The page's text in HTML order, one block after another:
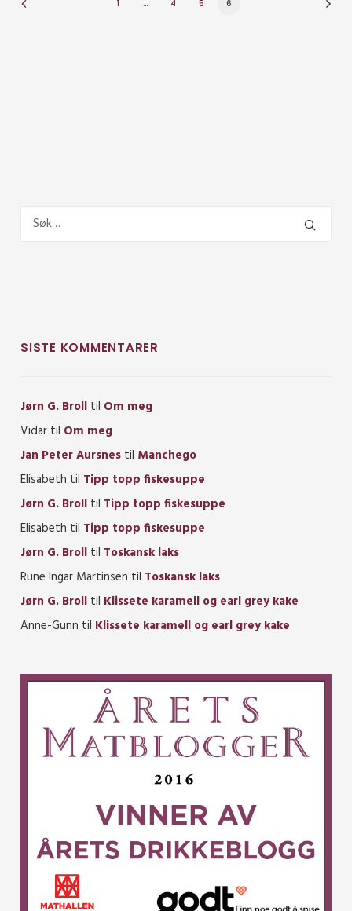
1 … 4 5 6
SISTE KOMMENTARER
Jørn G. Broll til Om meg
Vidar til Om meg
Jan Peter Aursnes til Manchego
Elisabeth til Tipp topp fiskesuppe
Jørn G. Broll til Tipp topp fiskesuppe
Elisabeth til Tipp topp fiskesuppe
Jørn G. Broll til Toskansk laks
Rune Ingar Martinsen til Toskansk laks
Jørn G. Broll til Klissete karamell og earl grey kake
Anne-Gunn til Klissete karamell og earl grey kake